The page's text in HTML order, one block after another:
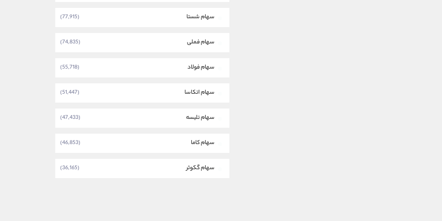
سهام شستا (77,915)
سهام فملی (74,835)
سهام فولاد (55,718)
سهام اتکاسا (51,447)
سهام تلیسه (47,433)
سهام کاما (46,853)
سهام گکوثر (36,165)